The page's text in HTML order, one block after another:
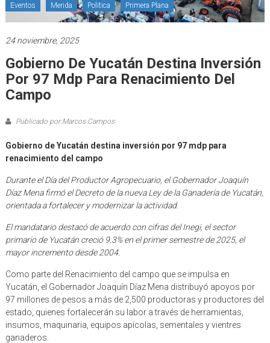
Eventos Merida Politica Primera Plana
24 noviembre, 2025
Gobierno De Yucatán Destina Inversión
Por 97 Mdp Para Renacimiento Del
Campo
Publicado por:Marcos Campos
Gobierno de Yucatán destina inversión por 97 mdp para
renacimiento del campo
Durante el Día del Productor Agropecuario, el Gobernador Joaquín
Díaz Mena firmó el Decreto de la nueva Ley de la Ganadería de Yucatán,
orientada a fortalecer y modernizar la actividad.
El mandatario destacó de acuerdo con cifras del Inegi, el sector
primario de Yucatán creció 9.3% en el primer semestre de 2025, el
mayor incremento desde 2004.
Como parte del Renacimiento del campo que se impulsa en
Yucatán, el Gobernador Joaquín Díaz Mena distribuyó apoyos por
97 millones de pesos a más de 2,500 productoras y productores del
estado, quienes fortalecerán su labor a través de herramientas,
insumos, maquinaria, equipos apícolas, sementales y vientres
ganaderos.